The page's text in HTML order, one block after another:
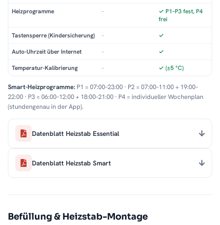
Heizprogramme –
✓ P1–P3 fest, P4
frei
Tastensperre (Kindersicherung) – ✓
Auto-Uhrzeit über Internet – ✓
Temperatur-Kalibrierung – ✓ (±5 °C)
Smart-Heizprogramme: P1 = 07:00–23:00 · P2 = 07:00–11:00 + 19:00–
22:00 · P3 = 06:00–12:00 + 18:00–21:00 · P4 = individueller Wochenplan
(stundengenau in der App).
Datenblatt Heizstab Essential
Datenblatt Heizstab Smart
Befüllung & Heizstab-Montage